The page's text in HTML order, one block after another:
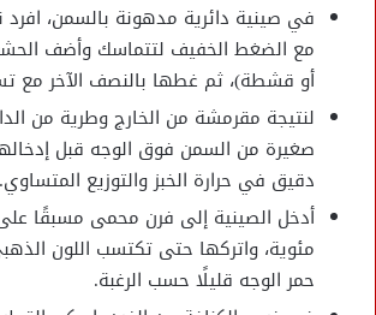
في صينية دائرية مدهونة بالسمن،
مع الضغط الخفيف لتتماسك وأضف
أو قشطة)، ثم غطها بالنصف الآخر مع
لنتيجة مقرمشة من الخارج وطرية من
صغيرة من السمن فوق الوجه قبل
دقيق في حرارة الخبز والتوزيع المتساوي.
مئوية، واتركها حتى تكتسب اللون
حمر الوجه قليلًا حسب الرغبة.